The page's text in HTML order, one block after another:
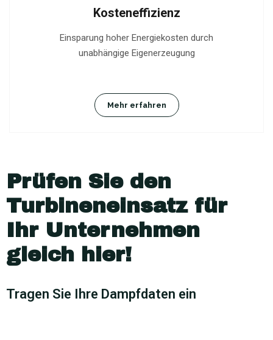
Kosteneffizienz
Einsparung hoher Energiekosten durch
unabhängige Eigenerzeugung
Mehr erfahren
Prüfen Sie den
Turbineneinsatz für
Ihr Unternehmen
gleich hier!
Tragen Sie Ihre Dampfdaten ein